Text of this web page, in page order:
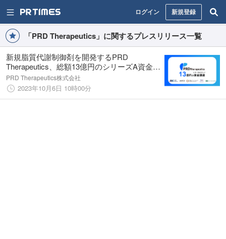
ログイン 新規登録
「PRD Therapeutics」に関するプレスリリース一覧
新規脂質代謝制御剤を開発するPRD
Therapeutics、総額13億円のシリーズA資金調
達を実施
PRD Therapeutics株式会社
2023年10月6日 10時00分